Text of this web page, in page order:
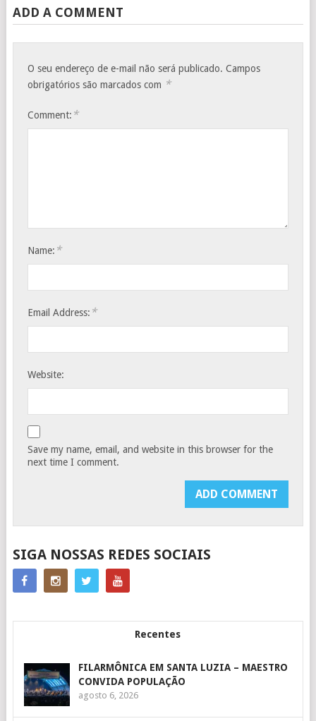
ADD A COMMENT
O seu endereço de e-mail não será publicado. Campos
obrigatórios são marcados com *
Comment: *
Name: *
Email Address: *
Website:
Save my name, email, and website in this browser for the
next time I comment.
SIGA NOSSAS REDES SOCIAIS
Recentes
FILARMÔNICA EM SANTA LUZIA – MAESTRO
CONVIDA POPULAÇÃO
agosto 6, 2026